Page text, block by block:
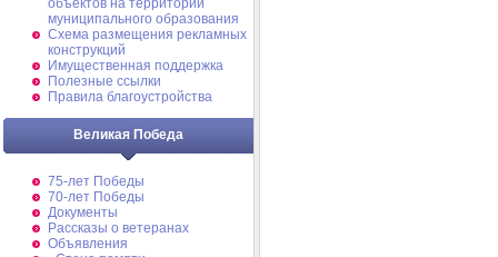
объектов на территории
муниципального образования
Схема размещения рекламных
конструкций
Имущественная поддержка
Полезные ссылки
Правила благоустройства
Великая Победа
75-лет Победы
70-лет Победы
Документы
Рассказы о ветеранах
Объявления